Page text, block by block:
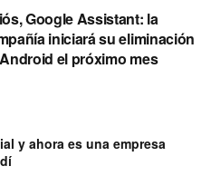
Google Assistant: la
iniciará su eliminación
el próximo mes
y ahora es una empresa